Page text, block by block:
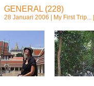
GENERAL (228)
28 Januari 2006 | My First Trip...